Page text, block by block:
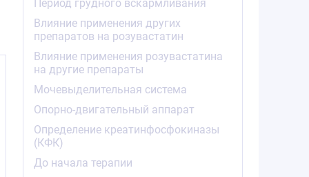
Период грудного вскармливания
Влияние применения других
препаратов на розувастатин
Влияние применения розувастатина
на другие препараты
Мочевыделительная система
Опорно-двигательный аппарат
Определение креатинфосфокиназы
(КФК)
До начала терапии